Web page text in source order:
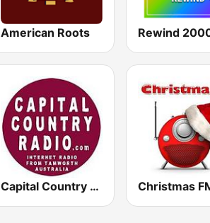
American Roots Rewind
Capital Country Radio Christmas